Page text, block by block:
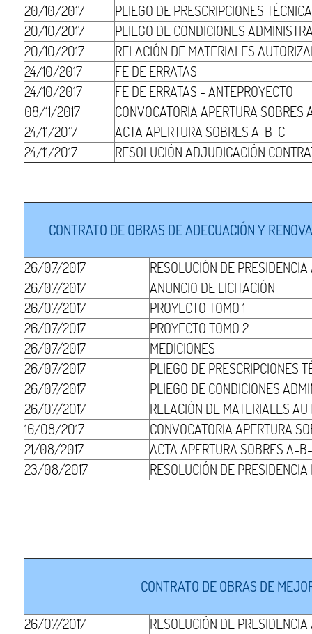
20/10/2017
PLIEGO DE PRESCRIPCIONES
20/10/2017
PLIEGO DE CONDICIONES
20/10/2017
RELACIÓN DE MATERIALES
24/10/2017
FE DE ERRATAS
24/10/2017
FE DE ERRATAS - ANTEPROYECTO
08/11/2017
CONVOCATORIA APERTURA
24/11/2017
ACTA APERTURA SOBRES A-B-C
24/11/2017
RESOLUCIÓN ADJUDICACIÓN
CONTRATO DE OBRAS DE ADECUACIÓN Y
26/07/2017
RESOLUCIÓN DE
26/07/2017
ANUNCIO DE LICITACIÓN
26/07/2017
PROYECTO TOMO 1
26/07/2017
PROYECTO TOMO 2
26/07/2017
MEDICIONES
26/07/2017
PLIEGO DE PRESCRIPCIONES
26/07/2017
PLIEGO DE CONDICIONES
26/07/2017
RELACIÓN DE MATERIALES
16/08/2017
CONVOCATORIA APERTURA
21/08/2017
ACTA APERTURA SOBRES A-
23/08/2017
RESOLUCIÓN DE
CONTRATO DE OBRAS DE
26/07/2017
RESOLUCIÓN DE